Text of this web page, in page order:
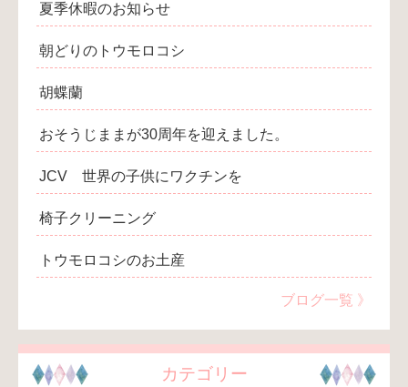
夏季休暇のお知らせ
朝どりのトウモロコシ
胡蝶蘭
おそうじままが30周年を迎えました。
JCV 世界の子供にワクチンを
椅子クリーニング
トウモロコシのお土産
ブログ一覧 》
カテゴリー